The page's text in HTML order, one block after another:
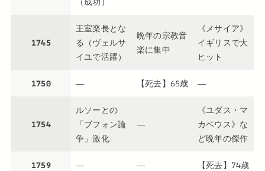
1745
王室楽長とな
る（ヴェルサ
イユで活躍）
晩年の宗教音
楽に集中
《メサイア》
イギリスで大
ヒット
1750 ― 【死去】65歳 ―
1754
ルソーとの
「ブフォン論
争」激化
―
《ユダス・マ
カベウス》な
ど晩年の傑作
1759 ― ― 【死去】74歳